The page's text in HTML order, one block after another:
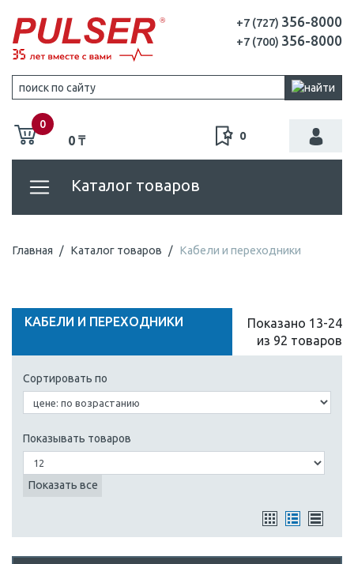
+7 (727) 356-8000
+7 (700) 356-8000
0
0 ₸ 0
Каталог товаров
Главная Каталог товаров Кабели и переходники
КАБЕЛИ И ПЕРЕХОДНИКИ
Показано 13-24
из 92 товаров
Сортировать по
Показывать товаров
Показать все